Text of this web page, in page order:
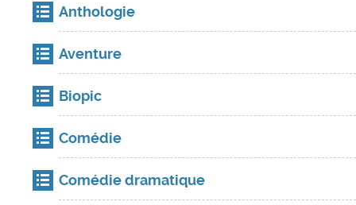
Anthologie
Aventure
Biopic
Comédie
Comédie dramatique